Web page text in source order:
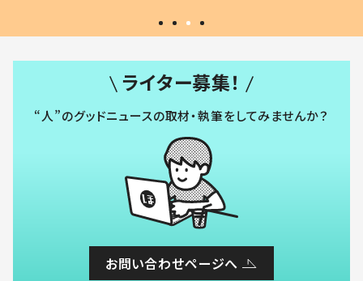
ライター募集！
“人”のグッドニュースの取材・執筆をしてみませんか？
お問い合わせページへ